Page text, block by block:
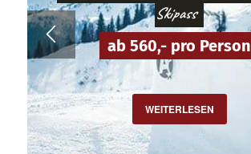
Skipass
ab 560,- pro Person
WEITERLESEN